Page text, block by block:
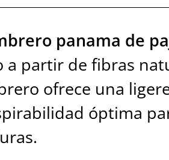
panama de
a partir de fibras
ofrece una
óptima